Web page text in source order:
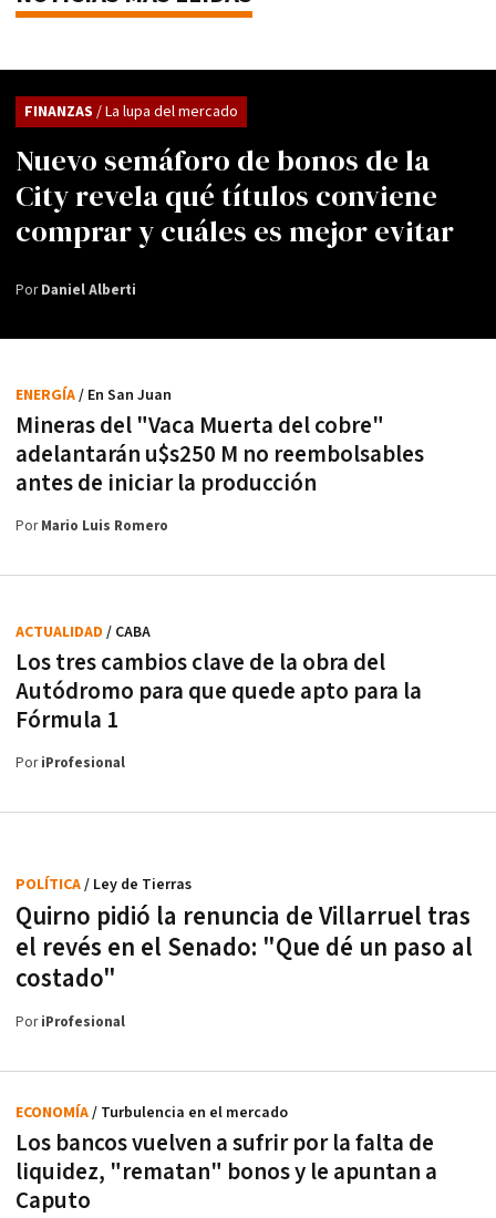
Nuevo semáforo de bonos de la
City revela qué títulos conviene
comprar y cuáles es mejor evitar
FINANZAS / La lupa del mercado
PorDaniel Alberti
Mineras del "Vaca Muerta del cobre"
adelantarán u$s250 M no reembolsables
antes de iniciar la producción
ENERGÍA/ En San Juan
PorMario Luis Romero
Los tres cambios clave de la obra del
Autódromo para que quede apto para la
Fórmula 1
ACTUALIDAD / CABA
PoriProfesional
Quirno pidió la renuncia de Villarruel tras
el revés en el Senado: "Que dé un paso al
costado"
POLÍTICA/ Ley de Tierras
PoriProfesional
Los bancos vuelven a sufrir por la falta de
liquidez, "rematan" bonos y le apuntan a
Caputo
ECONOMÍA/ Turbulencia en el mercado